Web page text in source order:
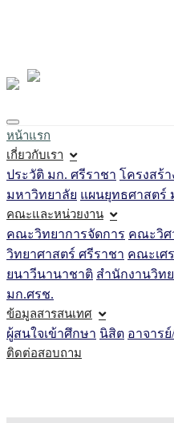
หน้าแรก
เกี่ยวกับเรา
ประวัติ มก. ศรีราชา โครงสร้
มหาวิทยาลัย แผนยุทธศาสตร์
คณะและหน่วยงาน
คณะวิทยาการจัดการ คณะวิศ
วิทยาศาสตร์ ศรีราชา คณะเศ
ยนาวีนานาชาติ สำนักงานวิท
มก.ศรช.
ข้อมูลสารสนเทศ
ผู้สนใจเข้าศึกษา นิสิต อาจาร
ติดต่อสอบถาม